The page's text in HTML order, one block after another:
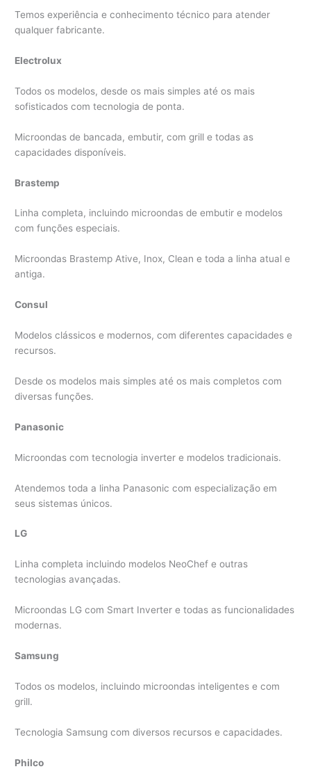
Temos experiência e conhecimento técnico para atender
qualquer fabricante.
Electrolux
Todos os modelos, desde os mais simples até os mais
sofisticados com tecnologia de ponta.
Microondas de bancada, embutir, com grill e todas as
capacidades disponíveis.
Brastemp
Linha completa, incluindo microondas de embutir e modelos
com funções especiais.
Microondas Brastemp Ative, Inox, Clean e toda a linha atual e
antiga.
Consul
Modelos clássicos e modernos, com diferentes capacidades e
recursos.
Desde os modelos mais simples até os mais completos com
diversas funções.
Panasonic
Microondas com tecnologia inverter e modelos tradicionais.
Atendemos toda a linha Panasonic com especialização em
seus sistemas únicos.
LG
Linha completa incluindo modelos NeoChef e outras
tecnologias avançadas.
Microondas LG com Smart Inverter e todas as funcionalidades
modernas.
Samsung
Todos os modelos, incluindo microondas inteligentes e com
grill.
Tecnologia Samsung com diversos recursos e capacidades.
Philco